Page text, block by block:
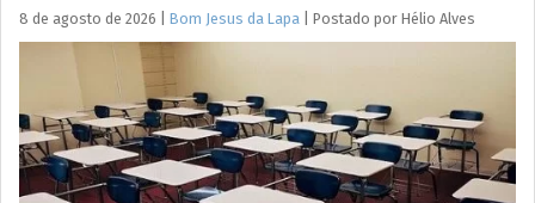
8 de agosto de 2026 Bom Jesus da Lapa Postado por Hélio Alves